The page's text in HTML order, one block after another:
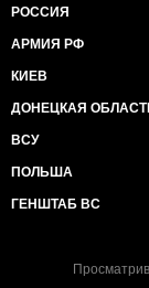
РОССИЯ
АРМИЯ РФ
КИЕВ
ДОНЕЦКАЯ
ВСУ
ПОЛЬША
ГЕНШТАБ ВС